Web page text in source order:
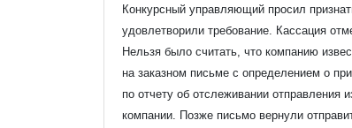
Конкурсный управляющий просил
удовлетворили требование. Кассация
Нельзя было считать, что компанию
на заказном письме с определением о
по отчету об отслеживании отправления
компании. Позже письмо вернули